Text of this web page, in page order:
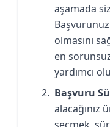
aşamada
olmasını
en
yardımcı
Başvuru
alacağınız
seçmek,